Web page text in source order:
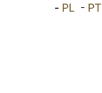
- PL - PT